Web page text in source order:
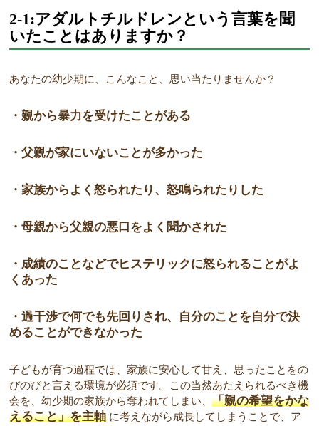
2-1:アダルトチルドレンという言葉を聞
いたことはありますか？
あなたの幼少期に、こんなこと、思い当たりませんか？
・親から暴力を受けたことがある
・父親が家にいないことが多かった
・家族からよく怒られたり、怒鳴られたりした
・母親から父親の悪口をよく聞かされた
・成績のことなどでヒステリックに怒られることがよ
くあった
・過干渉で何でも先回りされ、自分のことを自分で決
めることができなかった
子どもが育つ過程では、家族に安心して甘え、思ったことをの
びのびと言える環境が必須です。この当然あたえられるべき機
会を、幼少期の家族から奪われてしまい、「親の希望をかな
えること」を主軸 に考えながら成長してしまうことで、ア